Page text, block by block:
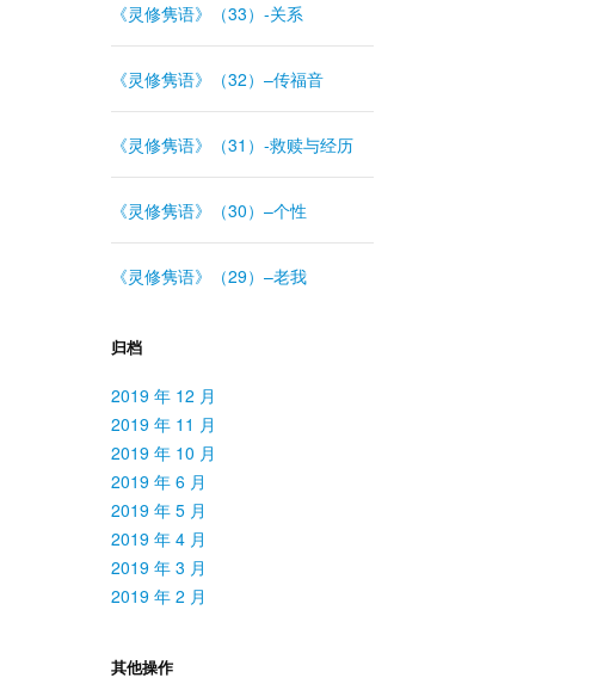
《灵修隽语》（33）-关系
《灵修隽语》（32）–传福音
《灵修隽语》（31）-救赎与经历
《灵修隽语》（30）–个性
《灵修隽语》（29）–老我
归档
2019 年 12 月
2019 年 11 月
2019 年 10 月
2019 年 6 月
2019 年 5 月
2019 年 4 月
2019 年 3 月
2019 年 2 月
其他操作